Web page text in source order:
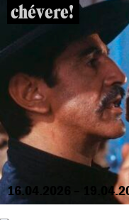
chévere!
16.04.2026 –